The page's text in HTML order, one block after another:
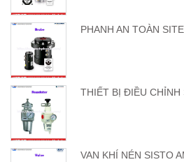
PHANH AN TOÀN
THIẾT BỊ ĐIỀU CHỈNH
VAN KHÍ NÉN SISTO